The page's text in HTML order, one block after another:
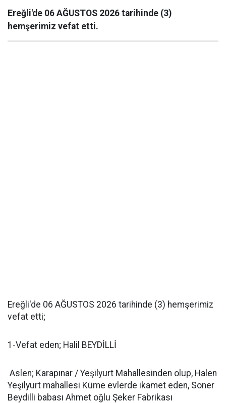
Ereğli'de 06 AĞUSTOS 2026 tarihinde (3)
hemşerimiz vefat etti.
Ereğli'de 06 AĞUSTOS 2026 tarihinde (3) hemşerimiz
vefat etti;
1-Vefat eden; Halil BEYDİLLİ
Aslen; Karapınar / Yeşilyurt Mahallesinden olup, Halen
Yeşilyurt mahallesi Küme evlerde ikamet eden, Soner
Beydilli babası Ahmet oğlu Şeker Fabrikası